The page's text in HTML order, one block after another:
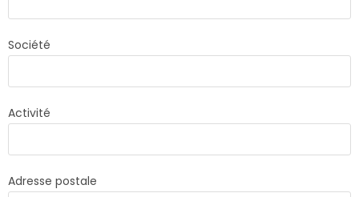
Société
Activité
Adresse postale